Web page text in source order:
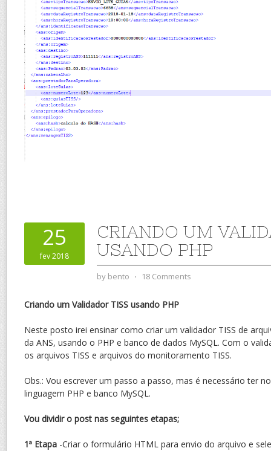
25
fev 2018
CRIANDO UM
USANDO PHP
by bento ⋅ 18 Comments
Criando um Validador TISS usando PHP
Neste posto irei ensinar como criar um validador TISS de
da ANS, usando o PHP e banco de dados MySQL. Com o
os arquivos TISS e arquivos do monitoramento TISS.
Obs.: Vou escrever um passo a passo, mas é necessário ter
linguagem PHP e banco MySQL.
Vou dividir o post nas seguintes etapas;
1ª Etapa -Criar o formulário HTML para envio do arquivo e